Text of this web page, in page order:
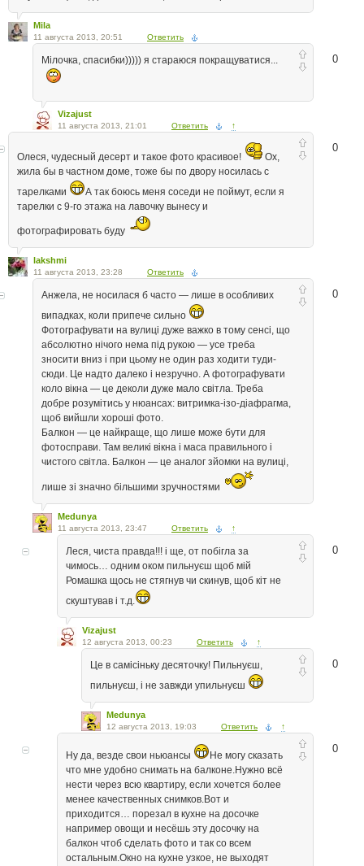
Mila
11 августа 2013, 20:51 Ответить
0
Мілочка, спасибки))))) я стараюся покращуватися...
Vizajust
11 августа 2013, 21:01 Ответить ↑
0
Олеся, чудесный десерт и такое фото красивое!
Ох,
жила бы в частном доме, тоже бы по двору носилась с
тарелками
А так боюсь меня соседи не поймут, если я
тарелки с 9-го этажа на лавочку вынесу и
фотографировать буду
lakshmi
11 августа 2013, 23:28 Ответить
0
Анжела, не носилася б часто — лише в особливих
випадках, коли припече сильно
Фотографувати на вулиці дуже важко в тому сенсі, що
абсолютно нічого нема під рукою — усе треба
зносити вниз і при цьому не один раз ходити туди-
сюди. Це надто далеко і незручно. А фотографувати
коло вікна — це деколи дуже мало світла. Треба
добре розумітись у нюансах: витримка-ізо-діафрагма,
щоб вийшли хороші фото.
Балкон — це найкраще, що лише може бути для
фотосправи. Там великі вікна і маса правильного і
чистого світла. Балкон — це аналог зйомки на вулиці,
лише зі значно більшими зручностями
Medunya
11 августа 2013, 23:47 Ответить ↑
0
Леся, чиста правда!!! і ще, от побігла за
чимось… одним оком пильнуєш щоб мій
Ромашка щось не стягнув чи скинув, щоб кіт не
скуштував і т.д.
Vizajust
12 августа 2013, 00:23 Ответить ↑
0
Це в самісіньку десяточку! Пильнуєш,
пильнуєш, і не завжди упильнуєш
Medunya
12 августа 2013, 19:03 Ответить ↑
0
Ну да, везде свои ньюансы
Не могу сказать
что мне удобно снимать на балконе.Нужно всё
нести через всю квартиру, если хочется более
менее качественных снимков.Вот и
приходится… порезал в кухне на досочке
например овощи и несёшь эту досочку на
балкон чтоб сделать фото и так со всем
остальным.Окно на кухне узкое, не выходят